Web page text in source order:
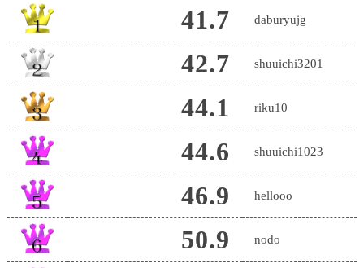
41.7 daburyujg
42.7 shuuichi3201
44.1 riku10
44.6 shuuichi1023
46.9 hellooo
50.9 nodo